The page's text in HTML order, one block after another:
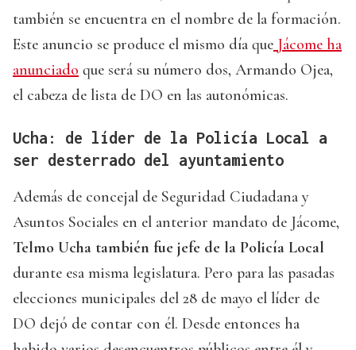
también se encuentra en el nombre de la formación.
Este anuncio se produce el mismo día que Jácome ha
anunciado que será su número dos, Armando Ojea,
el cabeza de lista de DO en las autonómicas.
Ucha: de líder de la Policía Local a
ser desterrado del ayuntamiento
Además de concejal de Seguridad Ciudadana y
Asuntos Sociales en el anterior mandato de Jácome,
Telmo Ucha también fue jefe de la Policía Local
durante esa misma legislatura. Pero para las pasadas
elecciones municipales del 28 de mayo el líder de
DO dejó de contar con él. Desde entonces ha